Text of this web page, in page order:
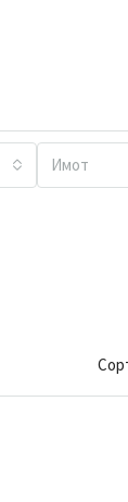
Имот